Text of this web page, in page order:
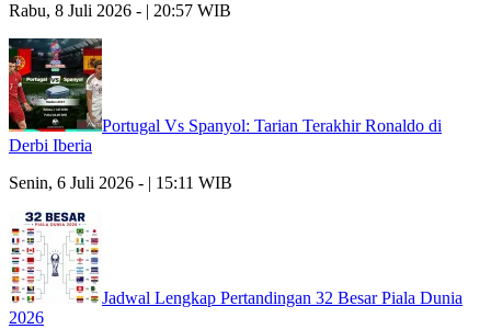
Rabu, 8 Juli 2026 - | 20:57 WIB
Portugal Vs Spanyol: Tarian Terakhir Ronaldo di
Derbi Iberia
Senin, 6 Juli 2026 - | 15:11 WIB
Jadwal Lengkap Pertandingan 32 Besar Piala Dunia
2026